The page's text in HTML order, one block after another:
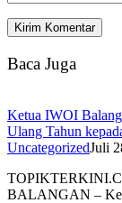
Baca Juga
Ketua IWOI
Ulang Tahun
UncategorizedJuli
BALANGAN –